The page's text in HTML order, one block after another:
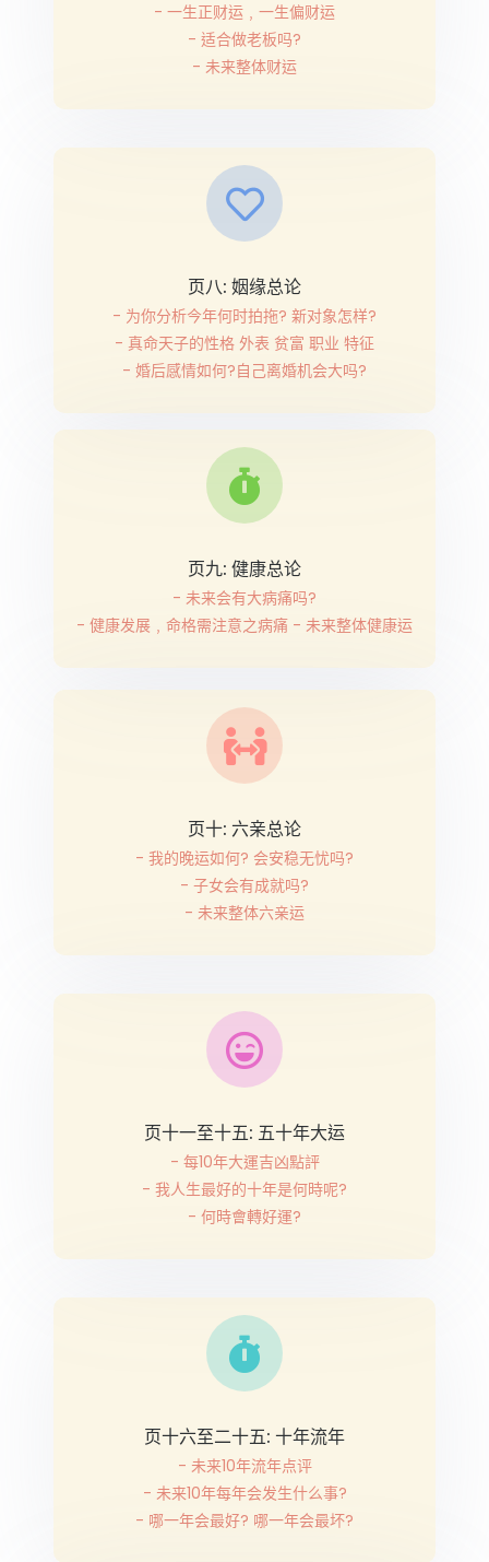
- 一生正财运﹐一生偏财运
- 适合做老板吗?
- 未来整体财运
页八: 姻缘总论
- 为你分析今年何时拍拖? 新对象怎样?
- 真命天子的性格 外表 贫富 职业 特征
- 婚后感情如何?自己离婚机会大吗?
页九: 健康总论
- 未来会有大病痛吗?
- 健康发展﹐命格需注意之病痛 - 未来整体健康运
页十: 六亲总论
- 我的晚运如何? 会安稳无忧吗?
- 子女会有成就吗?
- 未来整体六亲运
页十一至十五: 五十年大运
- 每10年大運吉凶點評
- 我人生最好的十年是何時呢?
- 何時會轉好運?
页十六至二十五: 十年流年
- 未来10年流年点评
- 未来10年每年会发生什么事?
- 哪一年会最好? 哪一年会最坏?